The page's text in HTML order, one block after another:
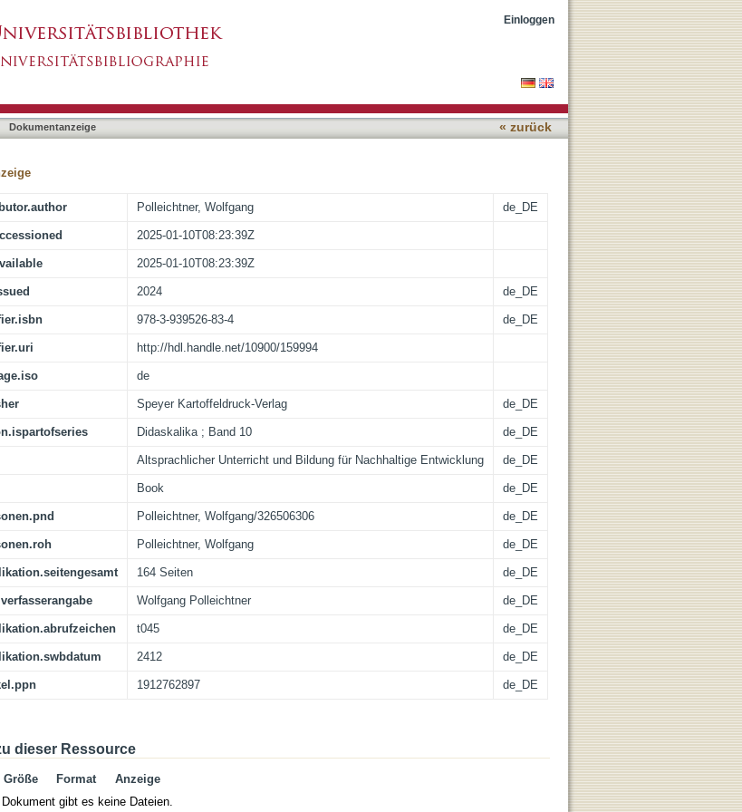
Einloggen
Dokumentanzeige « zurück
Polleichtner, Wolfgang de_DE
2025-01-10T08:23:39Z
2025-01-10T08:23:39Z
2024 de_DE
978-3-939526-83-4 de_DE
http://hdl.handle.net/10900/159994
de
Speyer Kartoffeldruck-Verlag de_DE
Didaskalika ; Band 10 de_DE
Altsprachlicher Unterricht und Bildung für Nachhaltige Entwicklung de_DE
Book de_DE
Polleichtner, Wolfgang/326506306 de_DE
Polleichtner, Wolfgang de_DE
164 Seiten de_DE
Wolfgang Polleichtner de_DE
t045 de_DE
2412 de_DE
1912762897 de_DE
dieser Ressource
Größe Format
Anzeige
gibt es keine Dateien.